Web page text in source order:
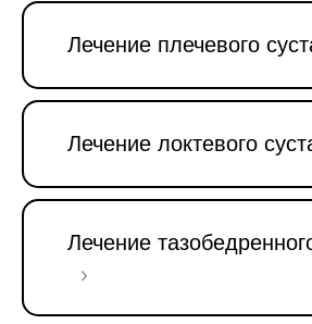
Лечение плечевого
Лечение локтевого
Лечение